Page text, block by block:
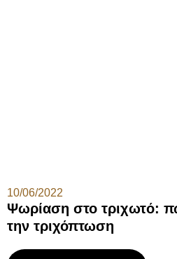
Ψωρίαση στο τριχωτό:
την τριχόπτωση
10/06/2022